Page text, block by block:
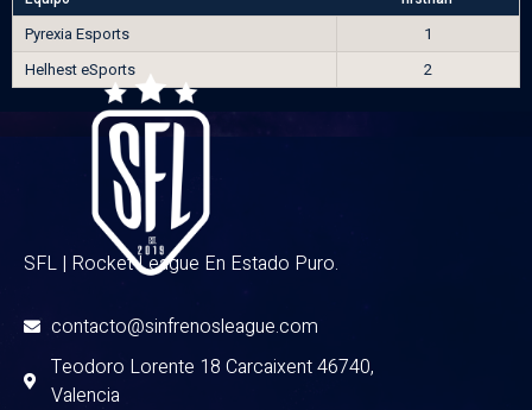
Pyrexia Esports
1
Helhest eSports
2
SFL | Rocket League En Estado Puro.
contacto@sinfrenosleague.com
Teodoro Lorente 18 Carcaixent 46740,
Valencia